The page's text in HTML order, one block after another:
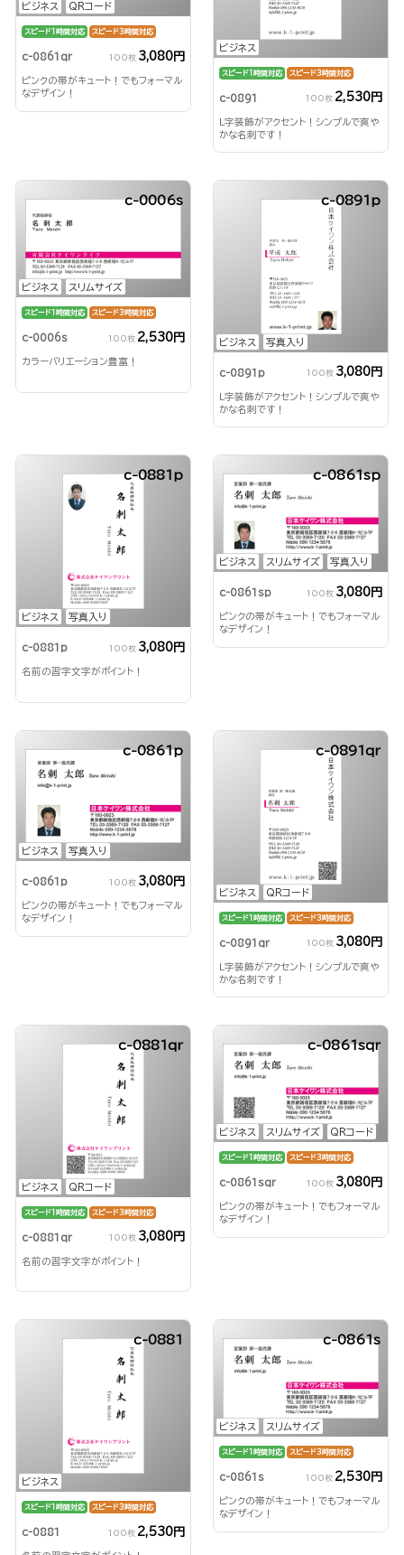
ビジネス QRコード
スピード1時間対応 スピード3時間対応
c-0861qr 100枚 3,080円
ピンクの帯がキュート！でもフォーマル
なデザイン！
ビジネス
スピード1時間対応 スピード3時間対応
c-0891 100枚 2,530円
L字装飾がアクセント！シンプルで爽や
かな名刺です！
ビジネス スリムサイズ
c-0006s
スピード1時間対応 スピード3時間対応
c-0006s 100枚 2,530円
カラーバリエーション豊富！
ビジネス 写真入り
c-0891p
c-0891p 100枚 3,080円
L字装飾がアクセント！シンプルで爽や
かな名刺です！
ビジネス 写真入り
c-0881p
c-0881p 100枚 3,080円
名前の習字文字がポイント！
ビジネス スリムサイズ 写真入り
c-0861sp
c-0861sp 100枚 3,080円
ピンクの帯がキュート！でもフォーマル
なデザイン！
ビジネス 写真入り
c-0861p
c-0861p 100枚 3,080円
ピンクの帯がキュート！でもフォーマル
なデザイン！
ビジネス QRコード
c-0891qr
スピード1時間対応 スピード3時間対応
c-0891qr 100枚 3,080円
L字装飾がアクセント！シンプルで爽や
かな名刺です！
ビジネス QRコード
c-0881qr
スピード1時間対応 スピード3時間対応
c-0881qr 100枚 3,080円
名前の習字文字がポイント！
ビジネス スリムサイズ QRコード
c-0861sqr
スピード1時間対応 スピード3時間対応
c-0861sqr 100枚 3,080円
ピンクの帯がキュート！でもフォーマル
なデザイン！
ビジネス
c-0881
スピード1時間対応 スピード3時間対応
c-0881 100枚 2,530円
ビジネス スリムサイズ
c-0861s
スピード1時間対応 スピード3時間対応
c-0861s 100枚 2,530円
ピンクの帯がキュート！でもフォーマル
なデザイン！